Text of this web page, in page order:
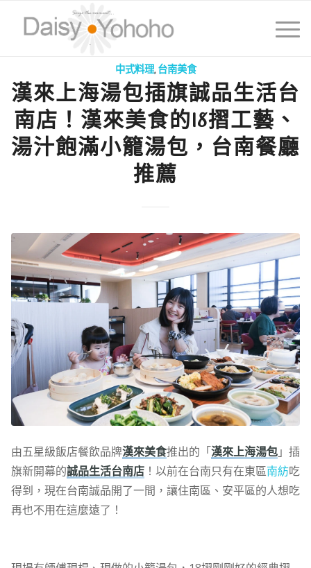
中式料理,台南美食
漢來上海湯包插旗誠品生活台
南店！漢來美食的18摺工藝、
湯汁飽滿小籠湯包，台南餐廳
推薦
由五星級飯店餐飲品牌漢來美食推出的「漢來上海湯包」插
旗新開幕的誠品生活台南店！以前在台南只有在東區南紡吃
得到，現在台南誠品開了一間，讓住南區、安平區的人想吃
再也不用在這麼遠了！